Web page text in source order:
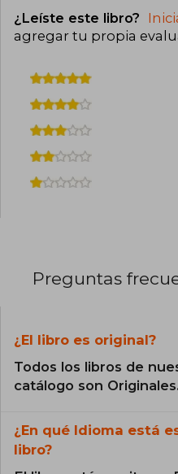
¿Leíste este libro?
agregar tu propia
Preguntas
¿El libro es original?
Todos los libros de
catálogo son
¿En qué Idioma está
libro?